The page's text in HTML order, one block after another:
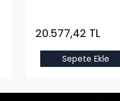
20.577,42 TL
Sepete Ekle